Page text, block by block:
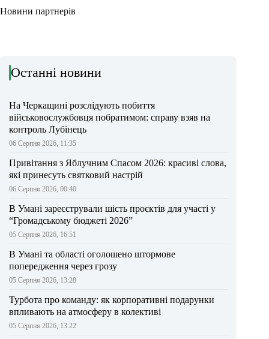
Новини партнерів
Останні новини
На Черкащині розслідують побиття
військовослужбовця побратимом: справу взяв на
контроль Лубінець
06 Серпня 2026, 11:35
Привітання з Яблучним Спасом 2026: красиві слова,
які принесуть святковий настрій
06 Серпня 2026, 00:40
В Умані зареєстрували шість проєктів для участі у
“Громадському бюджеті 2026”
05 Серпня 2026, 16:51
В Умані та області оголошено штормове
попередження через грозу
05 Серпня 2026, 13:28
Турбота про команду: як корпоративні подарунки
впливають на атмосферу в колективі
05 Серпня 2026, 13:22